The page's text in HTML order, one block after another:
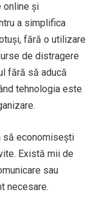
online și
a simplifica
fără o utilizare
de distragere
fără să aducă
tehnologia este
să economisești
Există mii de
sau
necesare.